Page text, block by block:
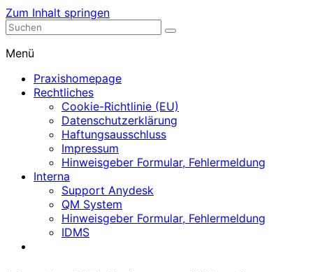
Zum Inhalt springen
Nephrologische Praxis mit Dialyse
Menü
Praxishomepage
Rechtliches
Cookie-Richtlinie (EU)
Datenschutzerklärung
Haftungsausschluss
Impressum
Hinweisgeber Formular, Fehlermeldung
Interna
Support Anydesk
QM System
Hinweisgeber Formular, Fehlermeldung
IDMS